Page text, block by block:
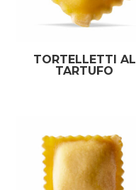
TORTELLETTI AL
TARTUFO